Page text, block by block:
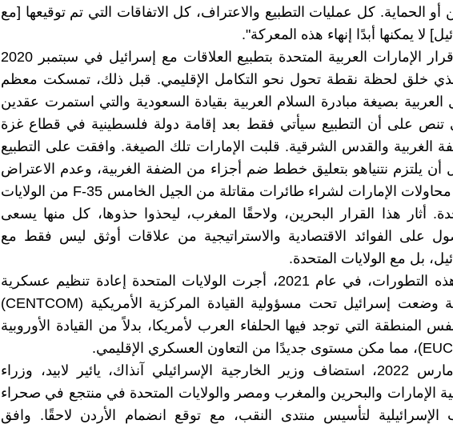
أو الحماية. كل عمليات التطبيع والاعتراف، كل الاتفاقات التي تم توقيعها [مع
لا يمكنها أبدًا إنهاء هذه المعركة".
كان قرار الإمارات العربية المتحدة بتطبيع العلاقات مع إسرائيل في سبتمبر 2020
خلق لحظة نقطة تحول نحو التكامل الإقليمي. قبل ذلك، تمسكت معظم
العربية بصيغة مبادرة السلام العربية بقيادة السعودية والتي استمرت عقدين
تنص على أن التطبيع سيأتي فقط بعد إقامة دولة فلسطينية في قطاع غزة
الغربية والقدس الشرقية. قلبت الإمارات تلك الصيغة. وافقت على التطبيع
أن يلتزم نتنياهو بتعليق خطط ضم أجزاء من الضفة الغربية، وعدم الاعتراض
على محاولات الإمارات لشراء طائرات مقاتلة من الجيل الخامس F-35 من الولايات
أثار هذا القرار البحرين، ولاحقًا المغرب، ليحذوا حذوها، كل منها يسعى
على الفوائد الاقتصادية والاستراتيجية من علاقات أوثق ليس فقط مع
بل مع الولايات المتحدة.
بعد هذه التطورات، في عام 2021، أجرت الولايات المتحدة إعادة تنظيم عسكرية
داخلية وضعت إسرائيل تحت مسؤولية القيادة المركزية الأمريكية (CENTCOM)
المنطقة التي توجد فيها الحلفاء العرب لأمريكا، بدلاً من القيادة الأوروبية
في مارس 2022، استضاف وزير الخارجية الإسرائيلي آنذاك، يائير لابيد، وزراء
الإمارات والبحرين والمغرب ومصر والولايات المتحدة في منتجع في صحراء
الإسرائيلية لتأسيس منتدى النقب، مع توقع انضمام الأردن لاحقًا. وافق